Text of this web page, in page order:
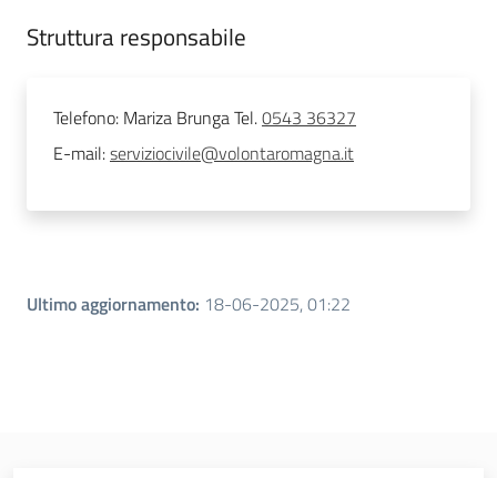
Struttura responsabile
Telefono: Mariza Brunga Tel.0543 36327
E-mail:serviziocivile@volontaromagna.it
Ultimo aggiornamento: 18-06-2025, 01:22